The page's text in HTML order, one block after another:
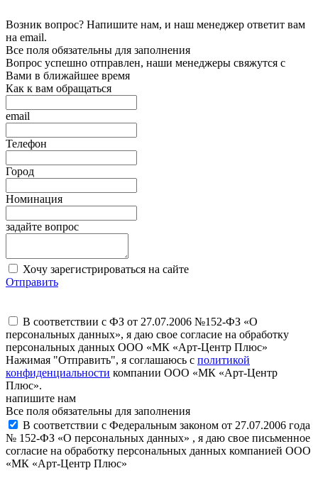
Возник вопрос? Напишите нам, и наш менеджер ответит вам
на email.
Все поля обязательны для заполнения
Вопрос успешно отправлен, наши менеджеры свяжутся с
Вами в ближайшее время
Как к вам обращаться
email
Телефон
Город
Номинация
задайте вопрос
Хочу зарегистрироваться на сайте
Отправить
В соответствии с ФЗ от 27.07.2006 №152-ФЗ «О
персональных данных», я даю свое согласие на обработку
персональных данных ООО «МК «Арт-Центр Плюс»
Нажимая "Отправить", я соглашаюсь с политикой
конфиденциальности компании ООО «МК «Арт-Центр
Плюс».
напишите нам
Все поля обязательны для заполнения
В соответствии с Федеральным законом от 27.07.2006 года
№ 152-ФЗ «О персональных данных» , я даю свое письменное
согласие на обработку персональных данных компанией ООО
«МК «Арт-Центр Плюс»